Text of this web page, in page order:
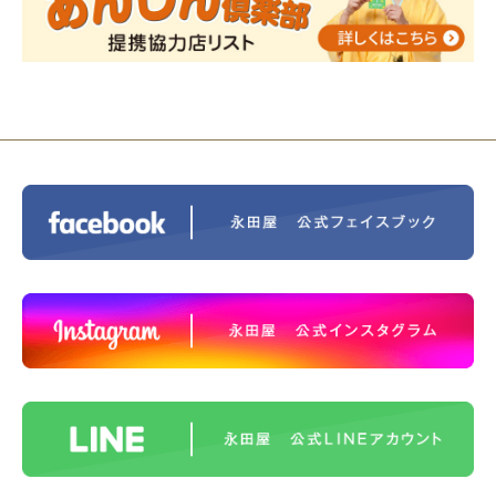
2023/11/29 永田屋創業110周年記念式典 レンブラ
ントホテル東京町田